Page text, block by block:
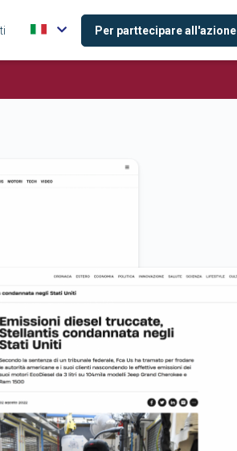
Per parttecipare all'azione